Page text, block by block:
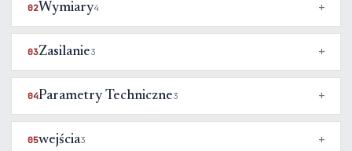
02Wymiary4
03Zasilanie3
04Parametry Techniczne3
05wejścia3